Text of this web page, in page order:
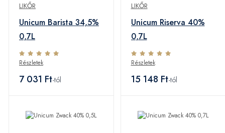
LIKŐR
Unicum Barista 34,5%
0,7L
Részletek
7 031 Ft-tól
LIKŐR
Unicum Riserva 40%
0,7L
Részletek
15 148 Ft-tól